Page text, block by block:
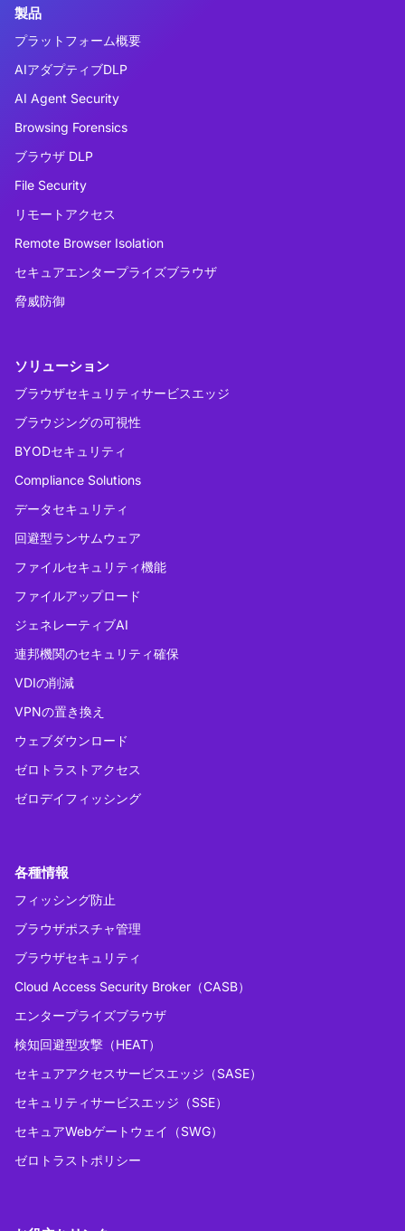
製品
プラットフォーム概要
AIアダプティブDLP
AI Agent Security
Browsing Forensics
ブラウザ DLP
File Security
リモートアクセス
Remote Browser Isolation
セキュアエンタープライズブラウザ
脅威防御
ソリューション
ブラウザセキュリティサービスエッジ
ブラウジングの可視性
BYODセキュリティ
Compliance Solutions
データセキュリティ
回避型ランサムウェア
ファイルセキュリティ機能
ファイルアップロード
ジェネレーティブAI
連邦機関のセキュリティ確保
VDIの削減
VPNの置き換え
ウェブダウンロード
ゼロトラストアクセス
ゼロデイフィッシング
各種情報
フィッシング防止
ブラウザポスチャ管理
ブラウザセキュリティ
Cloud Access Security Broker（CASB）
エンタープライズブラウザ
検知回避型攻撃（HEAT）
セキュアアクセスサービスエッジ（SASE）
セキュリティサービスエッジ（SSE）
セキュアWebゲートウェイ（SWG）
ゼロトラストポリシー